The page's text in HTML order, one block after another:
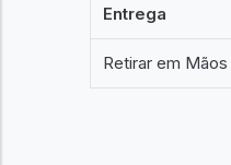
Entrega
Retirar em Mãos